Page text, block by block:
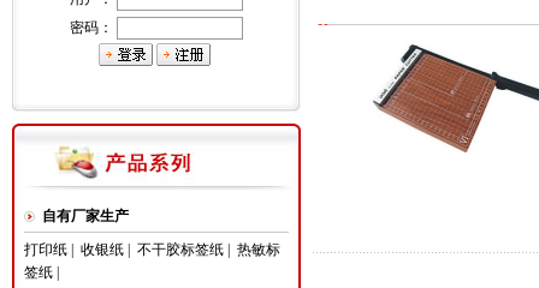
密码：
自有厂家生产
打印纸| 收银纸| 不干胶标签纸| 热敏标
签纸|